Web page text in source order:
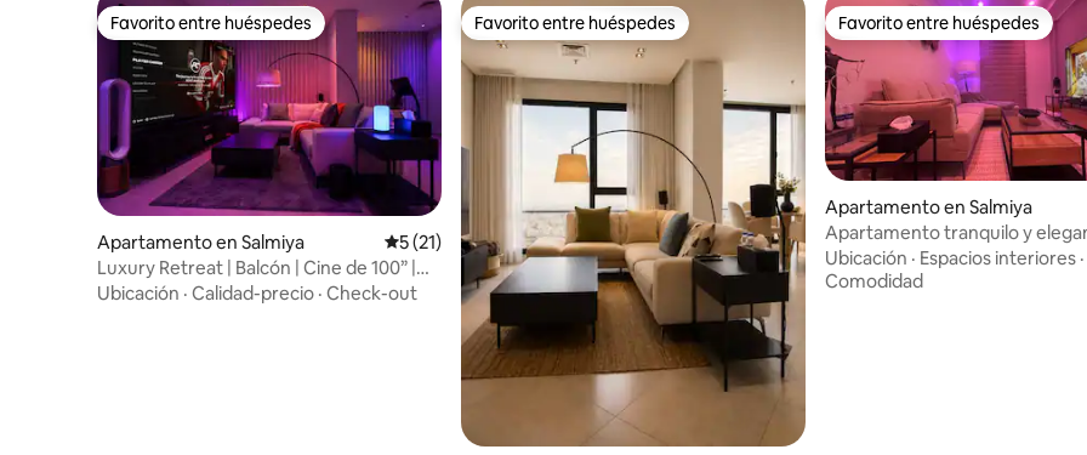
Favorito entre huéspedes
Favorito entre huéspedes
Apartamento en Salmiya Calificación promedio: 5 de 5, 21 reseñas
5 (21)
Luxury Retreat | Balcón | Cine de 100” |
Salmiya
Ubicación · Calidad-precio · Check-out
Favorito entre huéspedes
Favorito entre huéspedes Favorito entre huéspedes
Favorito entre huéspedes
Apartamento en Salmiya
Apartamento tranquilo y
dormitorios | ¡Salmiya!
Ubicación · Espacios interiores ·
Comodidad